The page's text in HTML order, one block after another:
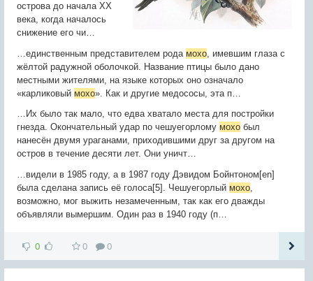
острова до начала XX
века, когда началось
снижение его чи…
…единственным представителем рода мохо , имевшим глаза с
жёлтой радужной оболочкой. Название птицы было дано
местными жителями, на языке которых оно означало
«карликовый мохо». Как и другие медососы, эта п…
…Их было так мало, что едва хватало места для постройки
гнезда. Окончательный удар по чешуегорлому мохо был
нанесён двумя ураганами, приходившими друг за другом на
остров в течение десяти лет. Они уничт…
…видели в 1985 году, а в 1987 году Дэвидом Бойнтоном[en]
была сделана запись её голоса[5]. Чешуегорлый мохо
возможно, мог выжить незамеченным, так как его дважды
объявляли вымершим. Один раз в 1940 году (п…
0 0 0